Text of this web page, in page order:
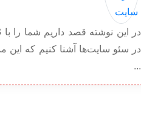
در سئو سایت‌ها آشنا کنیم که این
...